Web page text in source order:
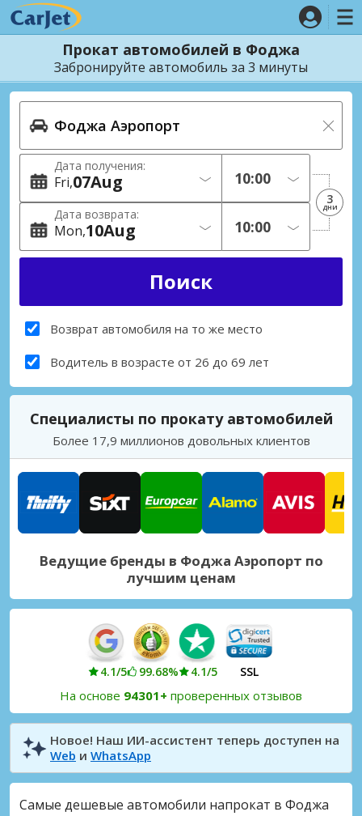
Прокат автомобилей в Фоджа
Забронируйте автомобиль за 3 минуты
Дата получения:
Fri 07Aug
Дата возврата:
Mon 10Aug
3
дни
Возврат автомобиля на то же место
Водитель в возрасте от 26 до 69 лет
Специалисты по прокату автомобилей
Более 17,9 миллионов довольных клиентов
Ведущие бренды в Фоджа Аэропорт по
лучшим ценам
4.1/5 99.68% 4.1/5 SSL
На основе 94301+ проверенных отзывов
Новое! Наш ИИ-ассистент теперь доступен на
Web и WhatsApp
Самые дешевые автомобили напрокат в Фоджа